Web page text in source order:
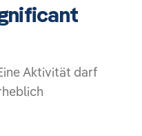
Aktivität darf